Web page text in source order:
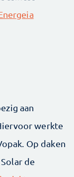
aan
werkte
Op daken
de